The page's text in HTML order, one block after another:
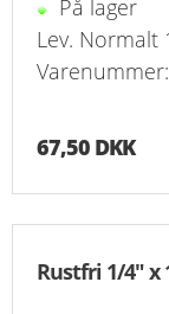
På lager
Lev. Normalt
67,50 DKK
Rustfri 1/4" x